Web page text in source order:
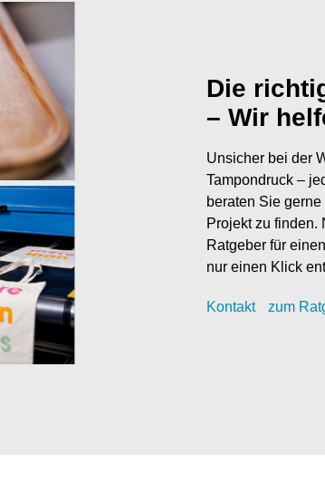
Die
– Wir
Unsicher bei der
Tampondruck –
beraten Sie
Projekt zu finden.
Ratgeber für
nur einen Klick
Kontakt zum